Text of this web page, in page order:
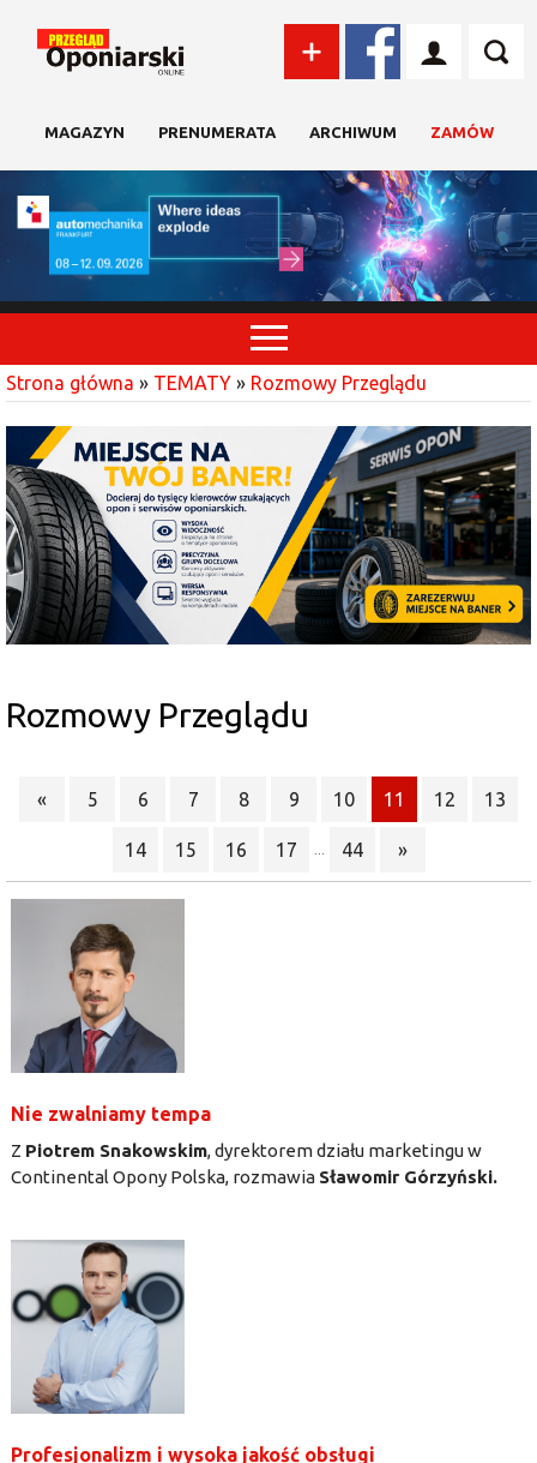
MAGAZYN PRENUMERATA ARCHIWUM ZAMÓW
Strona główna » TEMATY » Rozmowy Przeglądu
Rozmowy Przeglądu
« 5 6 7 8 9 10 11 12 13
14 15 16 17 44 »
Nie zwalniamy tempa
Z Piotrem Snakowskim, dyrektorem działu marketingu w
Continental Opony Polska, rozmawia Sławomir Górzyński.
Profesjonalizm i wysoka jakość obsługi